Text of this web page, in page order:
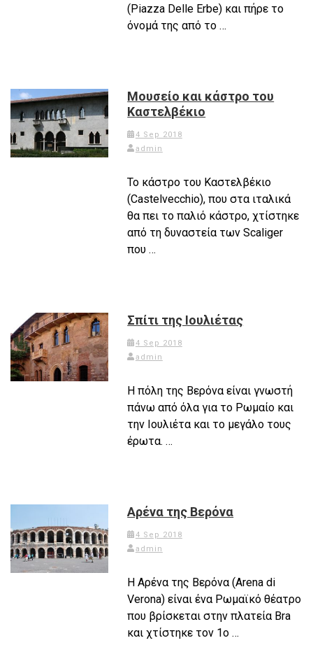
(Piazza Delle Erbe) και πήρε το
όνομά της από το …
Μουσείο και κάστρο του
Καστελβέκιο
4 Sep 2018
admin
Το κάστρο του Καστελβέκιο
(Castelvecchio), που στα ιταλικά
θα πει το παλιό κάστρο, χτίστηκε
από τη δυναστεία των Scaliger
που …
Σπίτι της Ιουλιέτας
4 Sep 2018
admin
Η πόλη της Βερόνα είναι γνωστή
πάνω από όλα για το Ρωμαίο και
την Ιουλιέτα και το μεγάλο τους
έρωτα. …
Αρένα της Βερόνα
4 Sep 2018
admin
Η Αρένα της Βερόνα (Arena di
Verona) είναι ένα Ρωμαϊκό θέατρο
που βρίσκεται στην πλατεία Bra
και χτίστηκε τον 1ο …